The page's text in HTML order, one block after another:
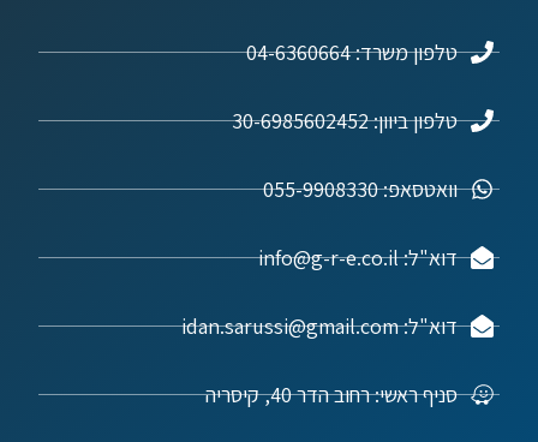
טלפון משרד: 04-6360664
טלפון ביוון: 30-6985602452
וואטסאפ: 055-9908330
דוא"ל: info@g-r-e.co.il
דוא"ל: idan.sarussi@gmail.com
סניף ראשי: רחוב הדר 40, קיסריה